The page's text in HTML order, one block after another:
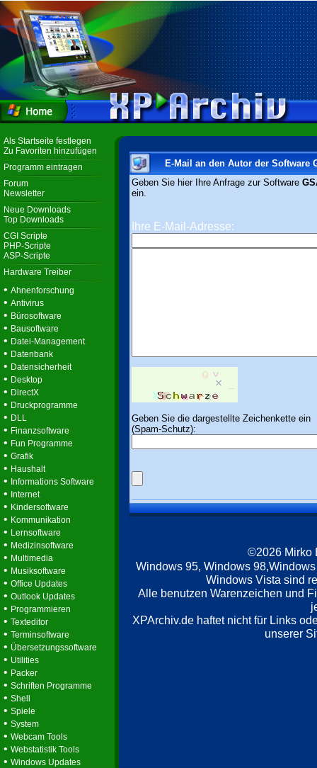
Als Startseite festlegen
Zu Favoriten hinzufügen
Programm eintragen
Forum
Newsletter
Neue Downloads
Top Downloads
CGI Scripte
PHP-Scripte
ASP-Scripte
Hardware Treiber
• Ahnenforschung
• Antivirus
• Bürosoftware
• Bausoftware
• Datei-Management
• Datenbank
• Datensicherheit
• Desktop
• DirectX
• Druckprogramme
• DLL
• Finanzsoftware
• Fun Programme
• Grafik
• Haushalt
• Informations Software
• Internet
• Kindersoftware
• Kommunikation
• Lernsoftware
• Medizinsoftware
• Multimedia
• Musiksoftware
• Office Updates
• Outlook Updates
• Programmieren
• Texteditor
• Terminsoftware
• Übersetzungssoftware
• Utilities
• Packer
• Schriften Programme
• Shell
• Spiele
• System
• Webcam Tools
• Webstatistik Tools
• Windows Updates
E-Mail an den Autor der Software
Geben Sie hier Ihre Anfrage zur Software
ein.
Ihre E-Mail-Adresse:
Geben Sie die dargestellte Zeichenkette ein
(Spam-Schutz):
©2026 Mirko
Windows 95, Windows
Windows Vista sind
Alle benutzen Warenzeichen und
XPArchiv.de haftet nicht für Links
unserer